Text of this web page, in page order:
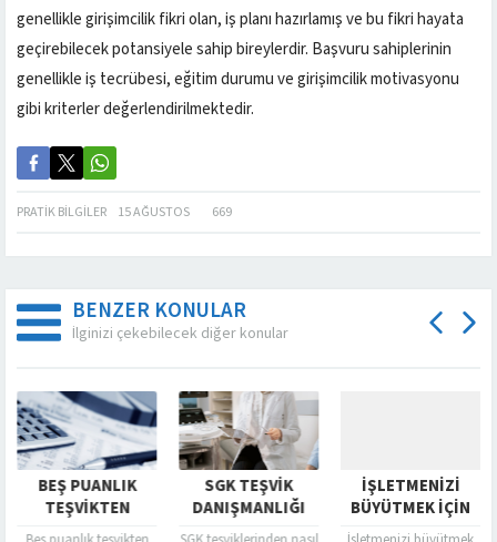
genellikle girişimcilik fikri olan, iş planı hazırlamış ve bu fikri hayata
geçirebilecek potansiyele sahip bireylerdir. Başvuru sahiplerinin
genellikle iş tecrübesi, eğitim durumu ve girişimcilik motivasyonu
gibi kriterler değerlendirilmektedir.
PRATIK BILGILER 15 AĞUSTOS 669
BENZER KONULAR
İlginizi çekebilecek diğer konular
BEŞ PUANLIK
TEŞVIKTEN
YARARLANMAK
SGK TEŞVIK
DANIŞMANLIĞI
HIZMETI ALMANIN
İŞLETMENIZI
BÜYÜTMEK İÇIN
STRATEJIK